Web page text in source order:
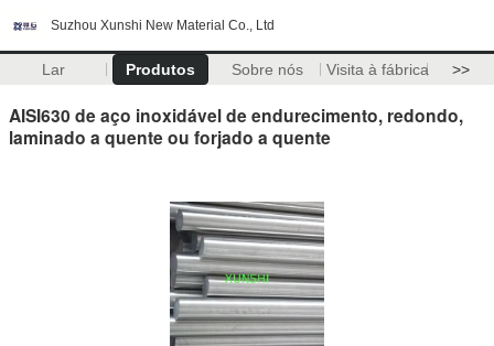
Suzhou Xunshi New Material Co., Ltd
Lar Produtos Sobre nós Visita à fábrica >>
AISI630 de aço inoxidável de endurecimento, redondo,
laminado a quente ou forjado a quente